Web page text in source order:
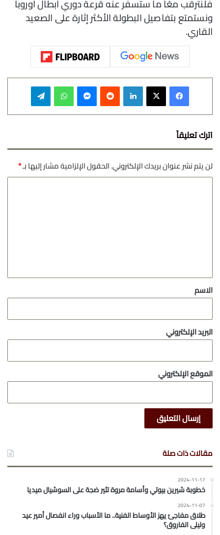
فلنترقب معًا ما ستسفر عنه قرعة دوري أبطال أوروبا
ونستمتع بتفاصيل البطولة الأكثر إثارة على الصعيد
القاري.
فيسبوك ‫X لينكدإن واتساب
اترك تعليقاً
لن يتم نشر عنوان بريدك الإلكتروني.الحقول الإلزامية مشار إليها بـ*
*
الاسم
البريد الإلكتروني
الموقع الإلكتروني
مقالات ذات صلة
2024-11-17
خطوبة شيرين بيوتي وأسامة مروة تثير ضجة على السوشيال ميديا
2024-11-07
طلاق مفاجئ يهز الأوساط الفنية.. ما الأسباب وراء انفصال أمير عيد
وليلى الفاروق؟